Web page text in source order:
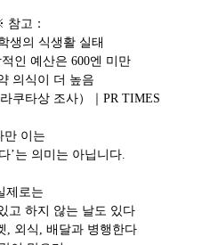
참고：
생의 식생활 실태
인 예산은 600엔 미만
의식이 더 높음
쿠타상 조사）｜PR TIMES
만 이는
’는 의미는 아닙니다.
제로는
고 하지 않는 날도 있다
, 외식, 배달과 병행한다